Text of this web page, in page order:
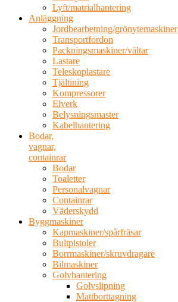
Lyft/matrialhantering
Anläggning
Jordbearbetning/grönytemaskiner
Transportfordon
Packningsmaskiner/vältar
Lastare
Teleskoplastare
Tjältining
Kompressorer
Elverk
Belysningsmaster
Kabelhantering
Bodar,
vagnar,
containrar
Bodar
Toaletter
Personalvagnar
Containrar
Väderskydd
Byggmaskiner
Kapmaskiner/spårfräsar
Bultpistoler
Borrmaskiner/skruvdragare
Bilmaskiner
Golvhantering
Golvslipning
Mattborttagning